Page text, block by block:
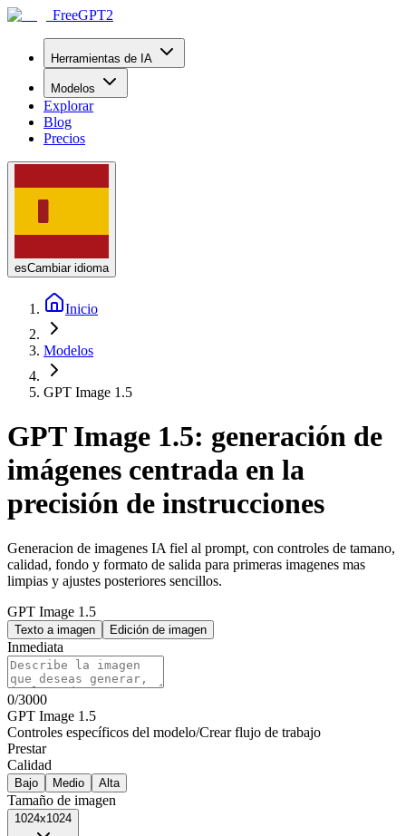
FreeGPT2
Herramientas de IA
Modelos
Explorar
Blog
Precios
esCambiar idioma
Inicio
Modelos
GPT Image 1.5
GPT Image 1.5: generación de
imágenes centrada en la
precisión de instrucciones
Generacion de imagenes IA fiel al prompt, con controles de tamano,
calidad, fondo y formato de salida para primeras imagenes mas
limpias y ajustes posteriores sencillos.
GPT Image 1.5
Texto a imagen Edición de imagen
Inmediata
0/3000
GPT Image 1.5
Controles específicos del modelo/Crear flujo de trabajo
Prestar
Calidad
Bajo Medio Alta
Tamaño de imagen
1024x1024